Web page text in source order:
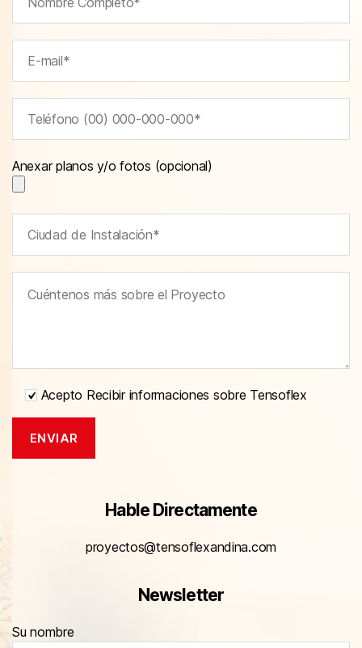
Anexar planos y/o fotos (opcional)
Acepto Recibir informaciones sobre Tensoflex
Hable Directamente
proyectos@tensoflexandina.com
Newsletter
Su nombre